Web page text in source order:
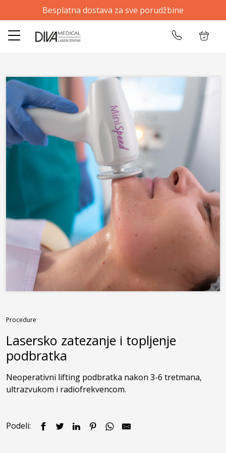
Besplatna dostava za sve porudžbine
✕
Prodavnica
O nama
Kontakt
Procedure
Lasersko zatezanje i topljenje
podbratka
Neoperativni lifting podbratka nakon 3-6 tretmana,
ultrazvukom i radiofrekvencom.
Podeli: